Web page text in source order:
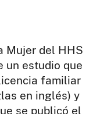
Mujer del HHS
un estudio que
familiar
en inglés) y
se publicó el